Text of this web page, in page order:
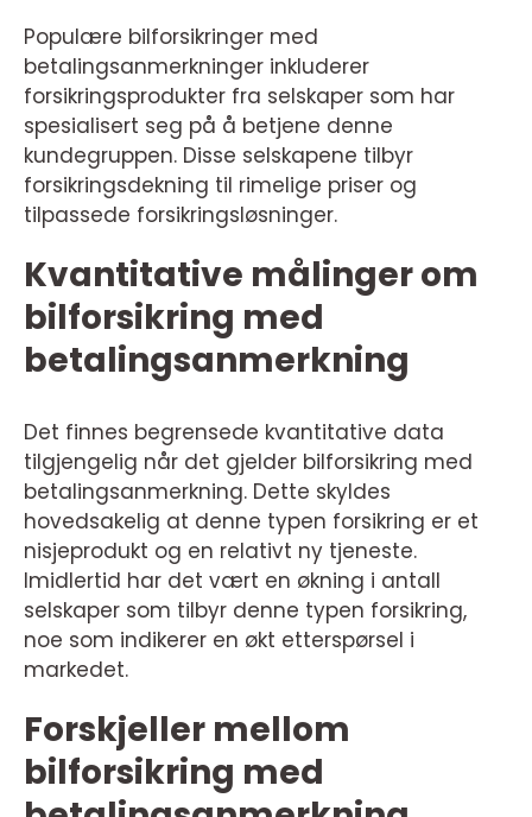
Populære bilforsikringer med
betalingsanmerkninger inkluderer
forsikringsprodukter fra selskaper som har
spesialisert seg på å betjene denne
kundegruppen. Disse selskapene tilbyr
forsikringsdekning til rimelige priser og
tilpassede forsikringsløsninger.
Kvantitative målinger om
bilforsikring med
betalingsanmerkning
Det finnes begrensede kvantitative data
tilgjengelig når det gjelder bilforsikring med
betalingsanmerkning. Dette skyldes
hovedsakelig at denne typen forsikring er et
nisjeprodukt og en relativt ny tjeneste.
Imidlertid har det vært en økning i antall
selskaper som tilbyr denne typen forsikring,
noe som indikerer en økt etterspørsel i
markedet.
Forskjeller mellom
bilforsikring med